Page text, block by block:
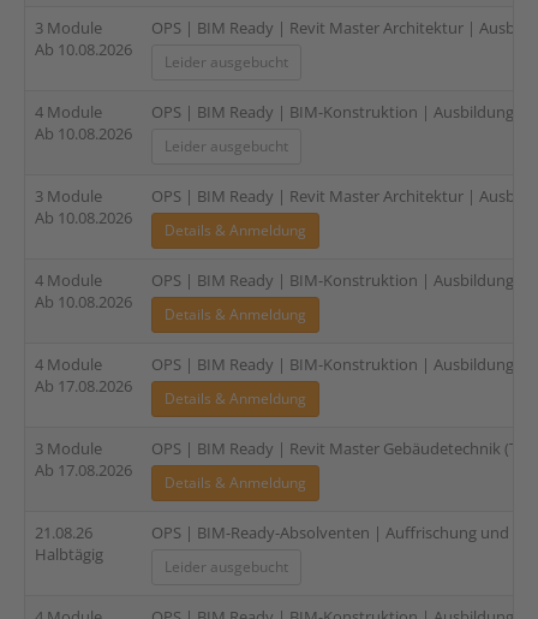
3 Module
Ab 10.08.2026
OPS | BIM Ready | Revit Master Architektur |
Leider ausgebucht
4 Module
Ab 10.08.2026
OPS | BIM Ready | BIM-Konstruktion | Ausbildung
Leider ausgebucht
3 Module
Ab 10.08.2026
OPS | BIM Ready | Revit Master Architektur |
Details & Anmeldung
4 Module
Ab 10.08.2026
OPS | BIM Ready | BIM-Konstruktion | Ausbildung
Details & Anmeldung
4 Module
Ab 17.08.2026
OPS | BIM Ready | BIM-Konstruktion | Ausbildung
Details & Anmeldung
3 Module
Ab 17.08.2026
OPS | BIM Ready | Revit Master Gebäudetechnik
Details & Anmeldung
21.08.26
Halbtägig
OPS | BIM-Ready-Absolventen | Auffrischung und
Leider ausgebucht